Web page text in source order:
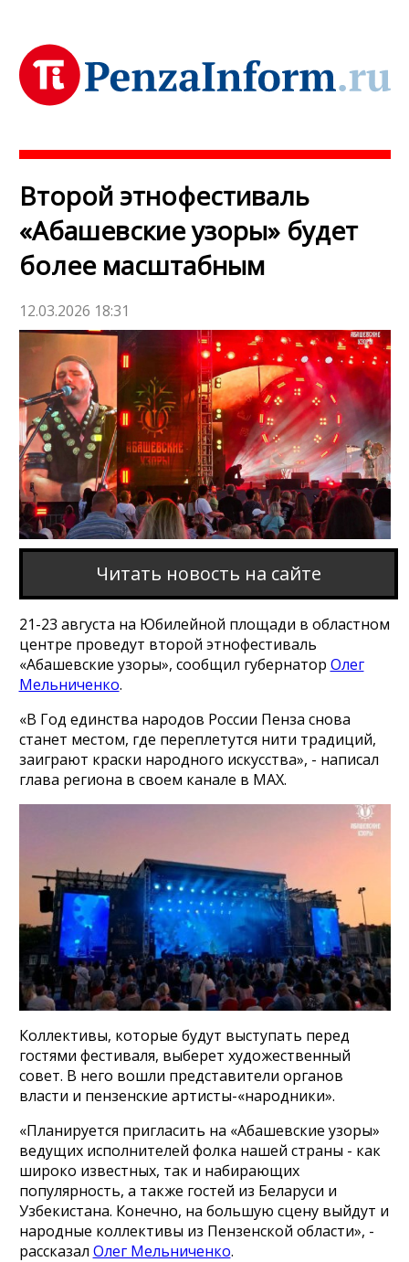
Второй этнофестиваль
«Абашевские узоры» будет
более масштабным
12.03.2026 18:31
Читать новость на сайте
21-23 августа на Юбилейной площади в областном
центре проведут второй этнофестиваль
«Абашевские узоры», сообщил губернатор Олег
Мельниченко.
«В Год единства народов России Пенза снова
станет местом, где переплетутся нити традиций,
заиграют краски народного искусства», - написал
глава региона в своем канале в MAX.
Коллективы, которые будут выступать перед
гостями фестиваля, выберет художественный
совет. В него вошли представители органов
власти и пензенские артисты-«народники».
«Планируется пригласить на «Абашевские узоры»
ведущих исполнителей фолка нашей страны - как
широко известных, так и набирающих
популярность, а также гостей из Беларуси и
Узбекистана. Конечно, на большую сцену выйдут и
народные коллективы из Пензенской области», -
рассказал Олег Мельниченко.